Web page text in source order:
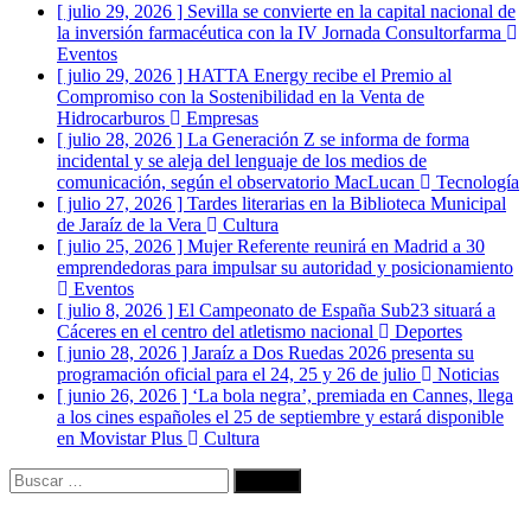
[ julio 29, 2026 ] Sevilla se convierte en la capital nacional de
la inversión farmacéutica con la IV Jornada Consultorfarma
Eventos
[ julio 29, 2026 ] HATTA Energy recibe el Premio al
Compromiso con la Sostenibilidad en la Venta de
Hidrocarburos
Empresas
[ julio 28, 2026 ] La Generación Z se informa de forma
incidental y se aleja del lenguaje de los medios de
comunicación, según el observatorio MacLucan
Tecnología
[ julio 27, 2026 ] Tardes literarias en la Biblioteca Municipal
de Jaraíz de la Vera
Cultura
[ julio 25, 2026 ] Mujer Referente reunirá en Madrid a 30
emprendedoras para impulsar su autoridad y posicionamiento
Eventos
[ julio 8, 2026 ] El Campeonato de España Sub23 situará a
Cáceres en el centro del atletismo nacional
Deportes
[ junio 28, 2026 ] Jaraíz a Dos Ruedas 2026 presenta su
programación oficial para el 24, 25 y 26 de julio
Noticias
[ junio 26, 2026 ] ‘La bola negra’, premiada en Cannes, llega
a los cines españoles el 25 de septiembre y estará disponible
en Movistar Plus
Cultura
Buscar: